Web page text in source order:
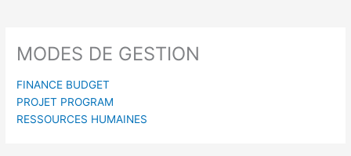
MODES DE GESTION
FINANCE BUDGET
PROJET PROGRAM
RESSOURCES HUMAINES